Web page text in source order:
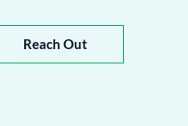
Reach Out